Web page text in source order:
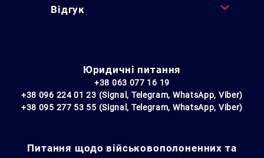
Відгук
Юридичні питання
+38 063 077 16 19
+38 096 224 01 23 (Signal, Telegram, WhatsApp, Viber)
+38 095 277 53 55 (Signal, Telegram, WhatsApp, Viber)
Питання щодо військовополоненних та